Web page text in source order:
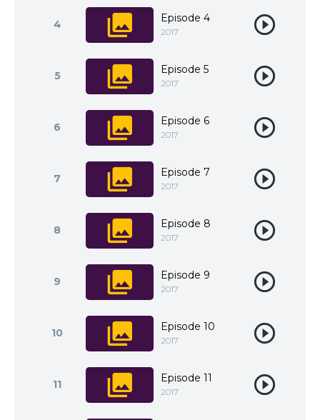
4 Episode 4
2017
5 Episode 5
2017
6 Episode 6
2017
7 Episode 7
2017
8 Episode 8
2017
9 Episode 9
2017
10 Episode 10
2017
11 Episode 11
2017